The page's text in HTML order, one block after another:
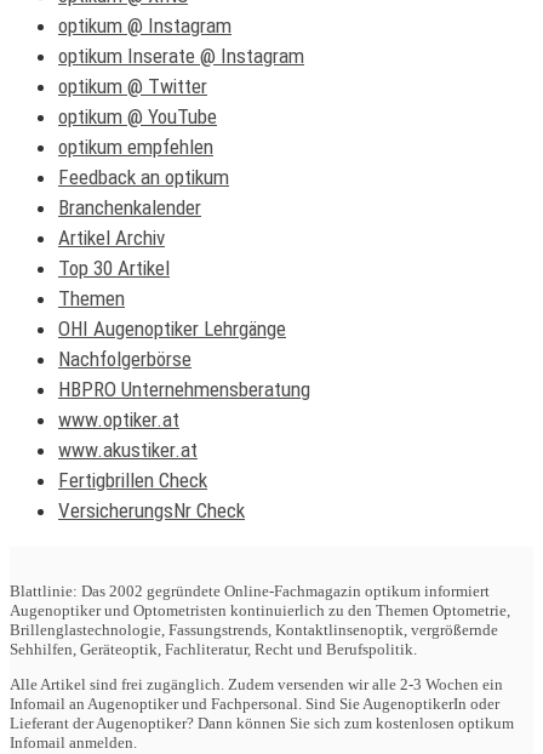
optikum @ Instagram
optikum Inserate @ Instagram
optikum @ Twitter
optikum @ YouTube
optikum empfehlen
Feedback an optikum
Branchenkalender
Artikel Archiv
Top 30 Artikel
Themen
OHI Augenoptiker Lehrgänge
Nachfolgerbörse
HBPRO Unternehmensberatung
www.optiker.at
www.akustiker.at
Fertigbrillen Check
VersicherungsNr Check
Blattlinie: Das 2002 gegründete Online-Fachmagazin optikum informiert
Augenoptiker und Optometristen kontinuierlich zu den Themen Optometrie,
Brillenglastechnologie, Fassungstrends, Kontaktlinsenoptik, vergrößernde
Sehhilfen, Geräteoptik, Fachliteratur, Recht und Berufspolitik.
Alle Artikel sind frei zugänglich. Zudem versenden wir alle 2-3 Wochen ein
Infomail an Augenoptiker und Fachpersonal. Sind Sie AugenoptikerIn oder
Lieferant der Augenoptiker? Dann können Sie sich zum kostenlosen optikum
Infomail anmelden.